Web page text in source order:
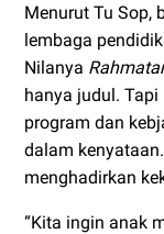
Menurut Tu Sop,
lembaga
Nilanya
hanya judul.
program dan
dalam
menghadirkan
“Kita ingin anak